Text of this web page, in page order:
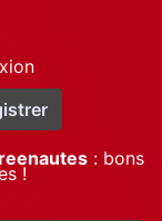
: bons
!